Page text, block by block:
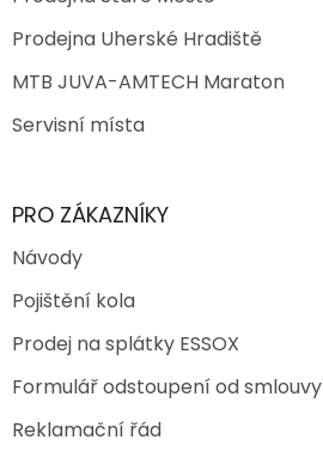
Prodejna Uherské Hradiště
MTB JUVA-AMTECH Maraton
Servisní místa
PRO ZÁKAZNÍKY
Návody
Pojištění kola
Prodej na splátky ESSOX
Formulář odstoupení od smlouvy
Reklamační řád